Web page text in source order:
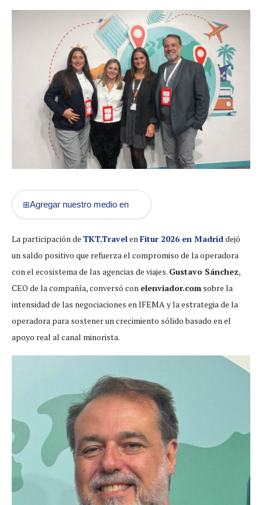
⊞Agregar nuestro medio en
La participación de TKT.Travelen Fitur 2026 en Madrid dejó
un saldo positivo que refuerza el compromiso de la operadora
con el ecosistema de las agencias de viajes. Gustavo Sánchez,
CEO de la compañía, conversó con elenviador.com sobre la
intensidad de las negociaciones en IFEMA y la estrategia de la
operadora para sostener un crecimiento sólido basado en el
apoyo real al canal minorista.